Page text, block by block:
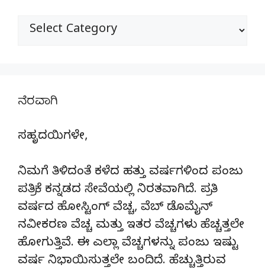
ವಿಭಾಗಗಳು
ನೆರವಾಗಿ
ಸಹೃದಯಿಗಳೇ,
ನಿಮಗೆ ತಿಳಿದಂತೆ ಕಳೆದ ಹತ್ತು ವರ್ಷಗಳಿಂದ ಪಂಜು
ಪತ್ರಿಕೆ ಕನ್ನಡದ ಸೇವೆಯಲ್ಲಿ ನಿರತವಾಗಿದೆ. ಪ್ರತಿ
ವರ್ಷದ ಹೋಸ್ಟಿಂಗ್‌ ವೆಚ್ಚ, ವೆಬ್‌ ಡೊಮೈನ್‌
ನವೀಕರಣ ವೆಚ್ಚ ಮತ್ತು ಇತರ ವೆಚ್ಚಗಳು ಹೆಚ್ಚತ್ತಲೇ
ಹೋಗುತ್ತಿವೆ. ಈ ಎಲ್ಲಾ ವೆಚ್ಚಗಳನ್ನು ಪಂಜು ಇಷ್ಟು
ವರ್ಷ ನಿಭಾಯಿಸುತ್ತಲೇ ಬಂದಿದೆ. ಹೆಚ್ಚುತ್ತಿರುವ